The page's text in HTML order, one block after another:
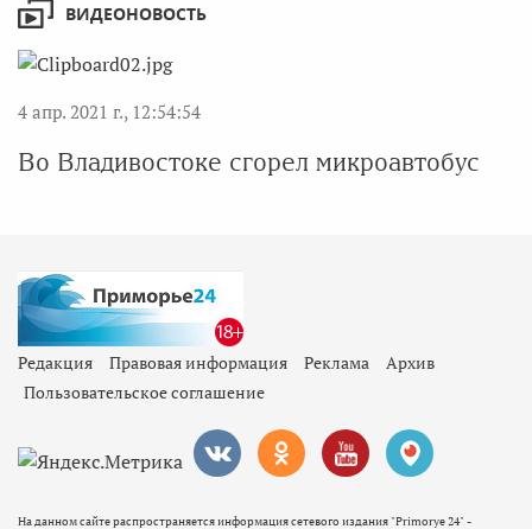
ВИДЕОНОВОСТЬ
4 апр. 2021 г., 12:54:54
Во Владивостоке сгорел микроавтобус
Редакция Правовая информация Реклама
Архив
Пользовательское соглашение
На данном сайте распространяется информация сетевого издания "Primorye 24" -